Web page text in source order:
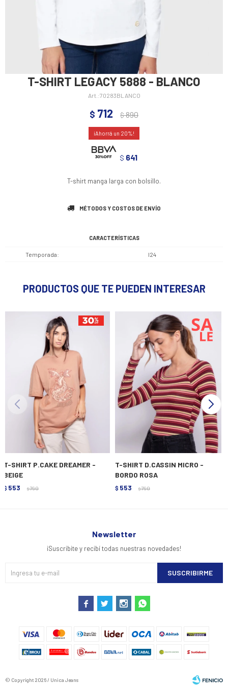
T-SHIRT LEGACY 5888 - BLANCO
70283BLANCO
$ 712 $890
20
$ 641
T-shirt manga larga con bolsillo.
MÉTODOS Y COSTOS DE ENVÍO
CARACTERÍSTICAS
Temporada I24
PRODUCTOS QUE TE PUEDEN INTERESAR
T-SHIRT P.CAKE DREAMER -
BEIGE
$ 553 $ 790
T-SHIRT D.CASSIN MICRO -
BORDO ROSA
$ 553 $ 790
Newsletter
¡Suscribite y recibí todas nuestras novedades!
SUSCRIBIRME
   
© Copyright 2026 / Unica Jeans